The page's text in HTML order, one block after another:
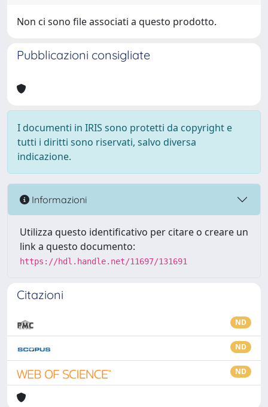
Non ci sono file associati a questo prodotto.
Pubblicazioni consigliate
I documenti in IRIS sono protetti da copyright e
tutti i diritti sono riservati, salvo diversa
indicazione.
Informazioni
Utilizza questo identificativo per citare o creare un
link a questo documento:
https://hdl.handle.net/11697/131691
Citazioni
ND
ND
ND